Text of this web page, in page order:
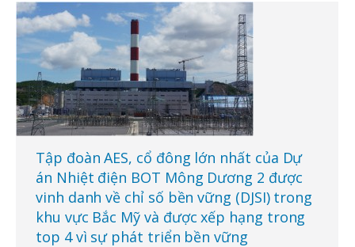
Tập đoàn AES, cổ đông lớn nhất của Dự
án Nhiệt điện BOT Mông Dương 2 được
vinh danh về chỉ số bền vững (DJSI) trong
khu vực Bắc Mỹ và được xếp hạng trong
top 4 vì sự phát triển bền vững